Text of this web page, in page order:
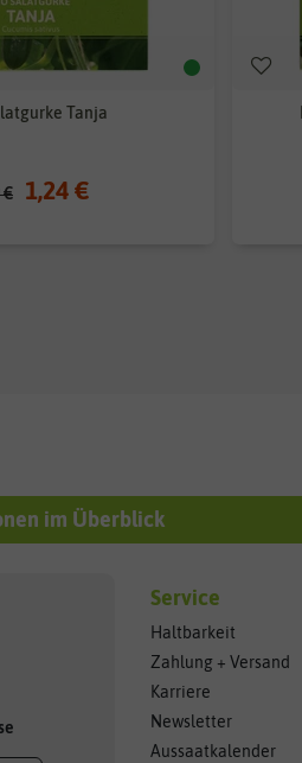
Tanja
€ 1,24 €
im Überblick
Service
Haltbarkeit
Zahlung + Versand
Karriere
Newsletter
Aussaatkalender